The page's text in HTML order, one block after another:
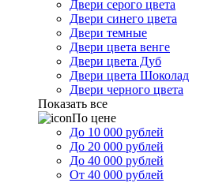
Двери серого цвета
Двери синего цвета
Двери темные
Двери цвета венге
Двери цвета Дуб
Двери цвета Шоколад
Двери черного цвета
Показать все
По цене
До 10 000 рублей
До 20 000 рублей
До 40 000 рублей
От 40 000 рублей